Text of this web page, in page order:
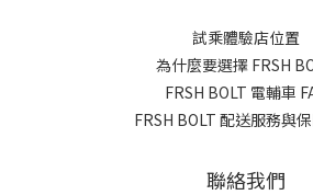
試乘體驗店位置
為什麼要選擇 FRSH
FRSH BOLT 電輔車
FRSH BOLT 配送服務與
聯絡我們